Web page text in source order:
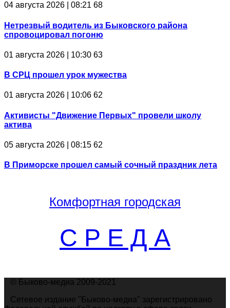
04 августа 2026 | 08:21 68
Нетрезвый водитель из Быковского района
спровоцировал погоню
01 августа 2026 | 10:30 63
В СРЦ прошел урок мужества
01 августа 2026 | 10:06 62
Активисты "Движение Первых" провели школу
актива
05 августа 2026 | 08:15 62
В Приморске прошел самый сочный праздник лета
Комфортная городская
С Р Е Д А
© Быково-медиа 2009-2021
Сетевое издание "Быково-медиа" зарегистрировано